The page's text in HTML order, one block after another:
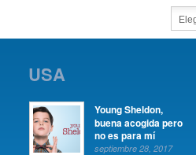
USA
Young Sheldon,
buena acogida pero
no es para mí
septiembre 28, 2017